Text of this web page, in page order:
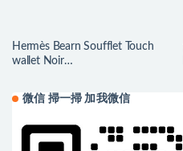
Hermès Bearn Soufflet Touch
wallet Noir
微信 掃一掃 加我微信